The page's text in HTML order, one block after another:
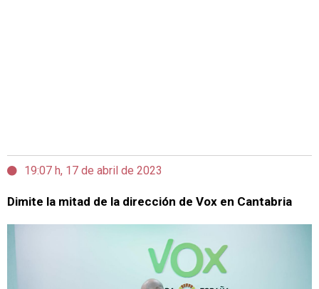
19:07 h, 17 de abril de 2023
Dimite la mitad de la dirección de Vox en Cantabria